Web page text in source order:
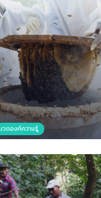
วดองค์ความรู้